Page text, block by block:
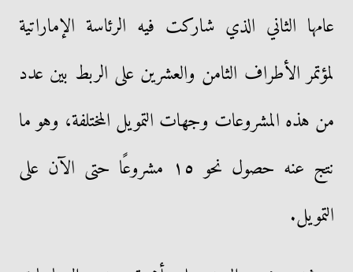
عامها الثاني الذي شاركت فيه الرئاسة الإماراتية
لمؤتمر الأطراف الثامن والعشرين على الربط بين عدد
من هذه المشروعات وجهات التمويل المختلفة، وهو ما
نتج عنه حصول نحو ١٥ مشروعًا حتى الآن على
التمويل.